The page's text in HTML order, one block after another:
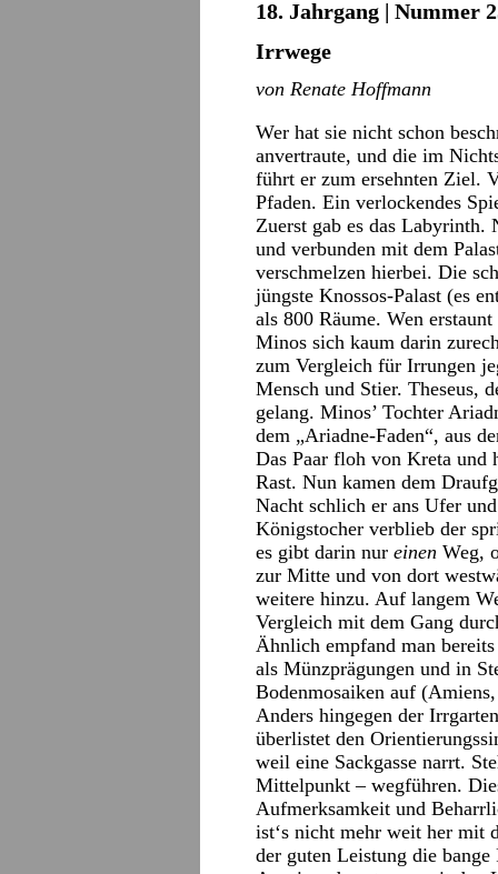
18. Jahrgang | Nummer
Irrwege
von Renate Hoffmann
Wer hat sie nicht schon
anvertraute, und die im
führt er zum ersehnten Ziel.
Pfaden. Ein verlockendes
Zuerst gab es das
und verbunden mit dem
verschmelzen hierbei. Die
jüngste Knossos-Palast (es
als 800 Räume. Wen
Minos sich kaum darin
zum Vergleich für Irrungen
Mensch und Stier. Theseus,
gelang. Minos’ Tochter
dem „Ariadne-Faden“, aus
Das Paar floh von Kreta und
Rast. Nun kamen dem
Nacht schlich er ans Ufer
Königstocher verblieb der
es gibt darin nur einen Weg,
zur Mitte und von dort
weitere hinzu. Auf langem
Vergleich mit dem Gang
Ähnlich empfand man
als Münzprägungen und in
Bodenmosaiken auf
Anders hingegen der
überlistet den
weil eine Sackgasse narrt.
Mittelpunkt – wegführen.
Aufmerksamkeit und
ist‘s nicht mehr weit her mit
der guten Leistung die